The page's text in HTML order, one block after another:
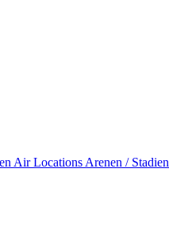
Air Locations Arenen / Stadien